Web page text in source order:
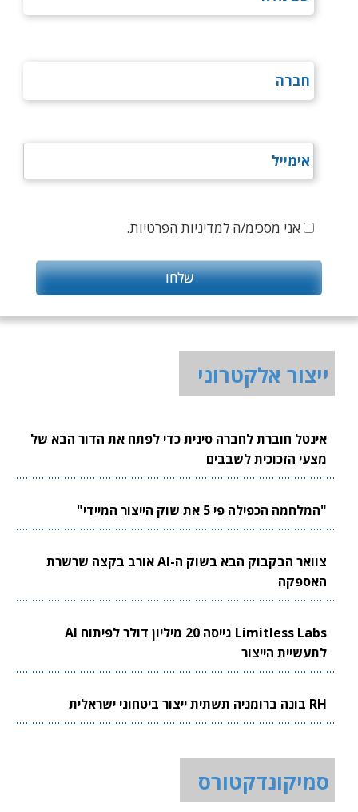
אני מסכימ/ה למדיניות הפרטיות.
ייצור אלקטרוני
אינטל חוברת לחברה סינית כדי לפתח את הדור הבא של
מצעי הזכוכית לשבבים
"המלחמה הכפילה פי 5 את שוק הייצור המיידי"
צוואר הבקבוק הבא בשוק ה-AI אורב בקצה שרשרת
האספקה
Limitless Labs גייסה 20 מיליון דולר לפיתוח AI
לתעשיית הייצור
RH בונה ברומניה תשתית ייצור ביטחוני ישראלית
סמיקונדקטורס